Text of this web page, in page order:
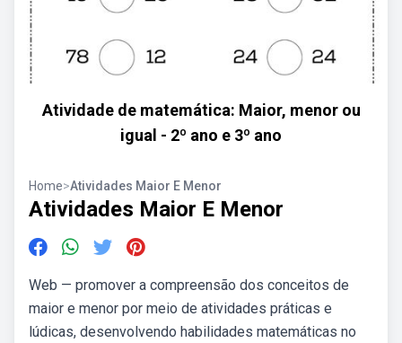
Atividade de matemática: Maior, menor ou
igual - 2º ano e 3º ano
Home>Atividades Maior E Menor
Atividades Maior E Menor
Web — promover a compreensão dos conceitos de
maior e menor por meio de atividades práticas e
lúdicas, desenvolvendo habilidades matemáticas no